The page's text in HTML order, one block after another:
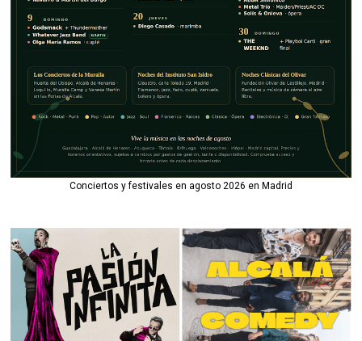
Conciertos y festivales en agosto 2026 en Madrid